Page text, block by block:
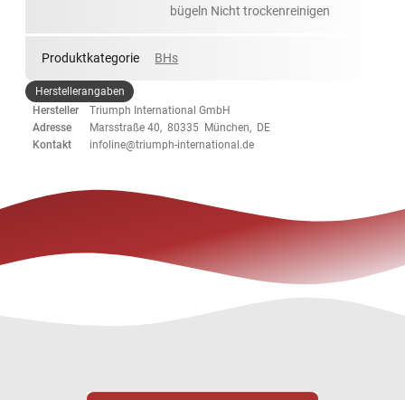
bügeln Nicht trockenreinigen
Produktkategorie BHs
Herstellerangaben
Hersteller
Triumph International GmbH
Adresse
Marsstraße 40, 80335 München, DE
Kontakt
infoline@triumph-international.de